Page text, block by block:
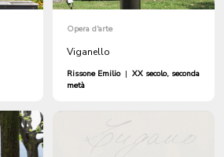
Opera d'arte
Viganello
Rissone Emilio | XX secolo, seconda
metà